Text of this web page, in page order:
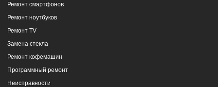
Ремонт смартфонов
Ремонт ноутбуков
Ремонт TV
Замена стекла
Ремонт кофемашин
Программный ремонт
Неисправности